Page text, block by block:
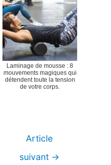
Laminage de mousse : 8
mouvements magiques qui
détendent toute la tension
de votre corps.
Article
suivant →